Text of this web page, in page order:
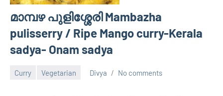
മാമ്പഴ പുളിശ്ശേരി Mambazha
pulisserry / Ripe Mango curry-Kerala
sadya- Onam sadya
Curry Vegetarian
December
Divya No comments